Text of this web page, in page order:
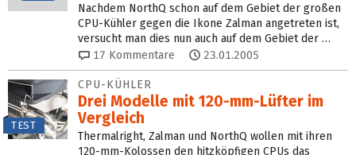
Nachdem NorthQ schon auf dem Gebiet der großen
CPU-Kühler gegen die Ikone Zalman angetreten ist,
versucht man dies nun auch auf dem Gebiet der …
17 Kommentare 23.01.2005
TEST
CPU-KÜHLER
Drei Modelle mit 120-mm-Lüfter im
Vergleich
Thermalright, Zalman und NorthQ wollen mit ihren
120-mm-Kolossen den hitzköpfigen CPUs das